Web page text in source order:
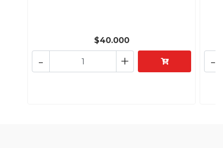
$40.000
+
- -